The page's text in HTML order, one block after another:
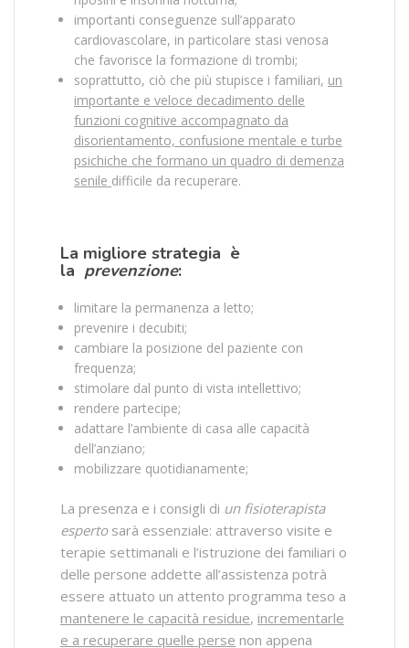
importanti conseguenze sull’apparato
cardiovascolare, in particolare stasi venosa
che favorisce la formazione di trombi;
soprattutto, ciò che più stupisce i familiari, un
importante e veloce decadimento delle
funzioni cognitive accompagnato da
disorientamento, confusione mentale e turbe
psichiche che formano un quadro di demenza
senile difficile da recuperare.
La migliore strategia è
la prevenzione:
limitare la permanenza a letto;
prevenire i decubiti;
cambiare la posizione del paziente con
frequenza;
stimolare dal punto di vista intellettivo;
rendere partecipe;
adattare l’ambiente di casa alle capacità
dell’anziano;
mobilizzare quotidianamente;
La presenza e i consigli di un fisioterapista
espertosarà essenziale: attraverso visite e
terapie settimanali e l’istruzione dei familiari o
delle persone addette all’assistenza potrà
essere attuato un attento programma teso a
mantenere le capacità residue, incrementarle
e a recuperare quelle perse non appena